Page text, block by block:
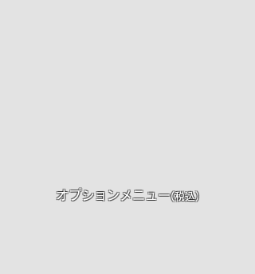
オプションメニュー(税込)